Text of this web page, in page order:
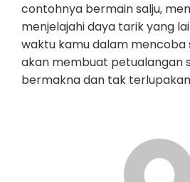
contohnya bermain salju,
menjelajahi daya tarik yang
waktu kamu dalam mencoba
akan membuat petualangan
bermakna dan tak